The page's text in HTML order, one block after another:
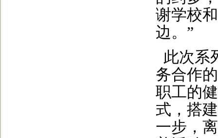
谢学校
边。”
此次系
务合作
职工的
式，搭
一步，